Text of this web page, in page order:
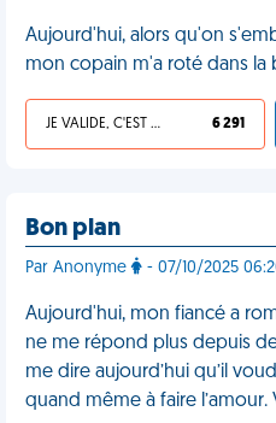
Aujourd'hui, alors qu'on
mon copain m'a roté dans la
JE VALIDE, C'EST UNE VDM 6 291
Bon plan
Par Anonyme - 07/10/2025
Aujourd'hui, mon fiancé a
ne me répond plus depuis
me dire aujourd’hui qu’il
quand même à faire l’amour.